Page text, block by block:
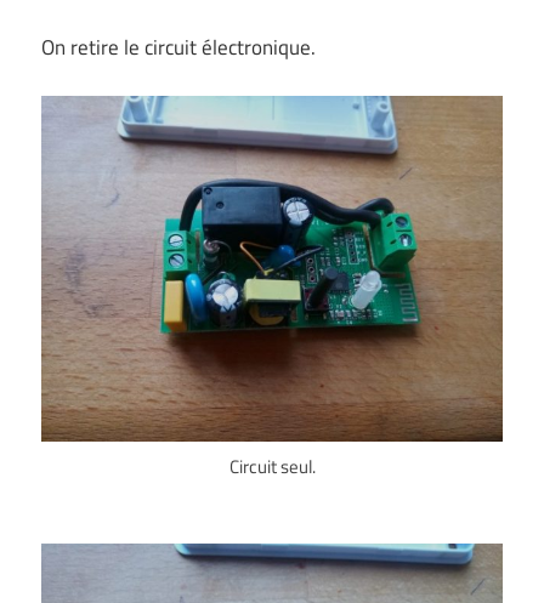
On retire le circuit électronique.
Circuit seul.